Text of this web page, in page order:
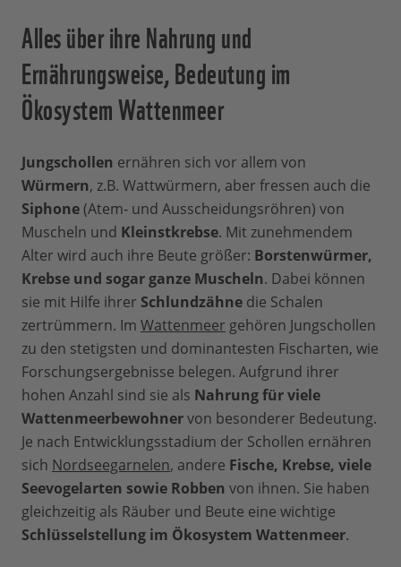
Alles über ihre Nahrung und
Ernährungsweise, Bedeutung im
Ökosystem Wattenmeer
Jungschollen ernähren sich vor allem von
Würmern, z.B. Wattwürmern, aber fressen auch die
Siphone(Atem- und Ausscheidungsröhren) von
Muscheln und Kleinstkrebse. Mit zunehmendem
Alter wird auch ihre Beute größer: Borstenwürmer,
Krebse und sogar ganze Muscheln. Dabei können
sie mit Hilfe ihrer Schlundzähne die Schalen
zertrümmern. Im Wattenmeer gehören Jungschollen
zu den stetigsten und dominantesten Fischarten, wie
Forschungsergebnisse belegen. Aufgrund ihrer
hohen Anzahl sind sie als Nahrung für viele
Wattenmeerbewohnervon besonderer Bedeutung.
Je nach Entwicklungsstadium der Schollen ernähren
sich Nordseegarnelen, andere Fische, Krebse, viele
Seevogelarten sowie Robben von ihnen. Sie haben
gleichzeitig als Räuber und Beute eine wichtige
Schlüsselstellung im Ökosystem Wattenmeer.